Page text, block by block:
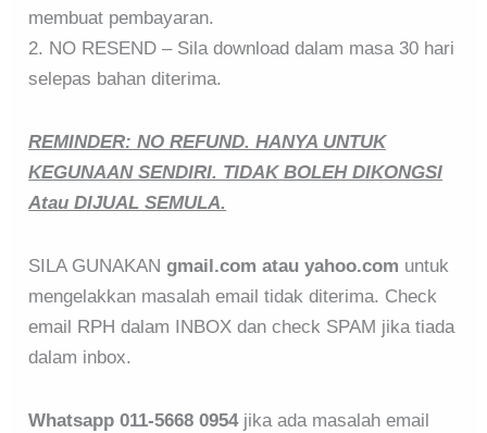
membuat pembayaran.
2. NO RESEND – Sila download dalam masa 30 hari
selepas bahan diterima.
REMINDER: NO REFUND. HANYA UNTUK
KEGUNAAN SENDIRI. TIDAK BOLEH DIKONGSI
Atau DIJUAL SEMULA.
SILA GUNAKAN gmail.com atau yahoo.com untuk
mengelakkan masalah email tidak diterima. Check
email RPH dalam INBOX dan check SPAM jika tiada
dalam inbox.
Whatsapp 011-5668 0954jika ada masalah email